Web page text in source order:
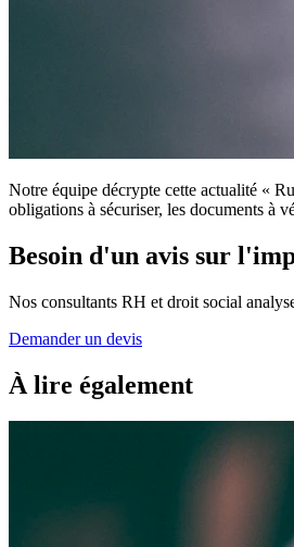
Notre équipe décrypte cette actualité «
obligations à sécuriser, les documents à
Besoin d'un avis sur
Nos consultants RH et droit social
Demander un devis
À lire également